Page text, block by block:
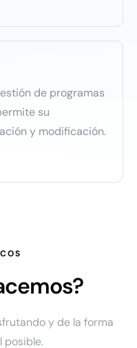
de programas
su
y modificación.
y de la forma
posible.